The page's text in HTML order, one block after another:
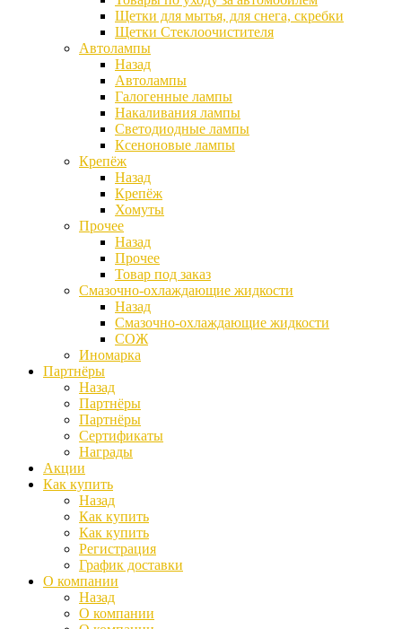
Щетки для мытья, для снега, скребки
Щетки Стеклоочистителя
Автолампы
Назад
Автолампы
Галогенные лампы
Накаливания лампы
Светодиодные лампы
Ксеноновые лампы
Крепёж
Назад
Крепёж
Хомуты
Прочее
Назад
Прочее
Товар под заказ
Смазочно-охлаждающие жидкости
Назад
Смазочно-охлаждающие жидкости
СОЖ
Иномарка
Партнёры
Назад
Партнёры
Партнёры
Сертификаты
Награды
Акции
Как купить
Назад
Как купить
Как купить
Регистрация
График доставки
О компании
Назад
О компании